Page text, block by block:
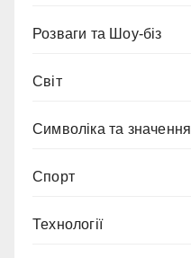
Розваги та Шоу-біз
Світ
Символіка та значення
Спорт
Технології